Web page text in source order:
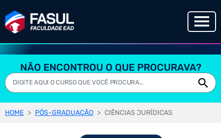
NÃO ENCONTROU O QUE PROCURAVA?
HOME PÓS-GRADUAÇÃO CIÊNCIAS JURÍDICAS